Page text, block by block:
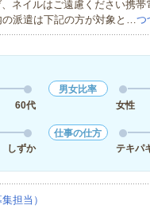
ネイルはご遠慮ください携
の派遣は下記の方が対象と…つ
60代
男女比率
女性
しずか
仕事の仕方
テキパ
担当）